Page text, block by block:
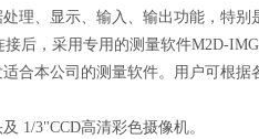
理、显示、输入、输出功能，特别
后，采用专用的测量软件M2D-
合本公司的测量软件。用户可根据
1/3"CCD高清彩色摄像机。